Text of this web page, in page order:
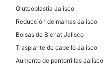
Gluteoplastia Jalisco
Reducción de mamas Jalisco
Bolsas de Bichat Jalisco
Trasplante de cabello Jalisco
Aumento de pantorrillas Jalisco